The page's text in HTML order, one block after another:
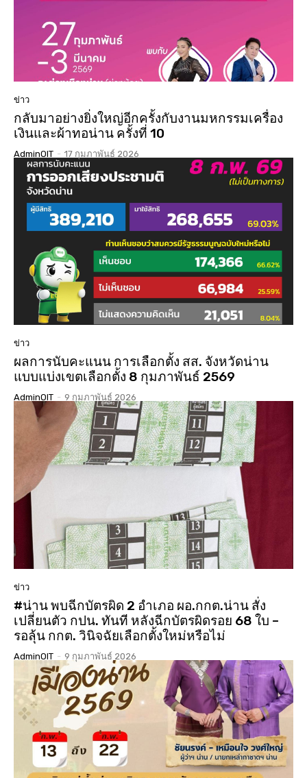
ข่าว
กลับมาอย่างยิ่งใหญ่อีกครั้งกับงานมหกรรมเครื่อง
เงินและผ้าทอน่าน ครั้งที่ 10
AdminOIT - 17 กุมภาพันธ์ 2026
ข่าว
ผลการนับคะแนน การเลือกตั้ง สส. จังหวัดน่าน
แบบแบ่งเขตเลือกตั้ง 8 กุมภาพันธ์ 2569
AdminOIT - 9 กุมภาพันธ์ 2026
ข่าว
#น่าน พบฉีกบัตรผิด 2 อำเภอ ผอ.กกต.น่าน สั่ง
เปลี่ยนตัว กปน. ทันที หลังฉีกบัตรผิดรอย 68 ใบ –
รอลุ้น กกต. วินิจฉัยเลือกตั้งใหม่หรือไม่
AdminOIT - 9 กุมภาพันธ์ 2026